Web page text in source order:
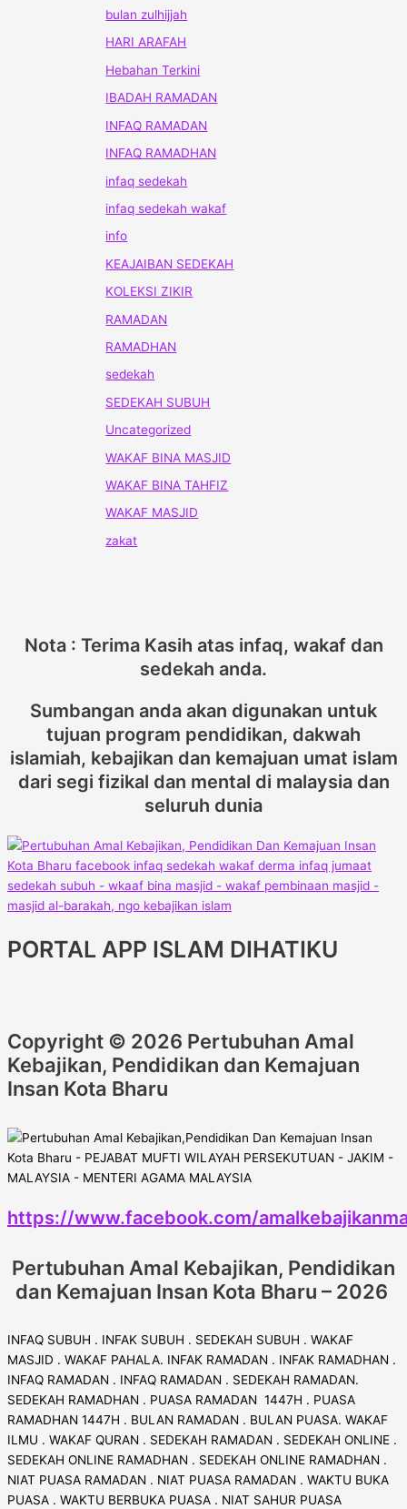
bulan zulhijjah
HARI ARAFAH
Hebahan Terkini
IBADAH RAMADAN
INFAQ RAMADAN
INFAQ RAMADHAN
infaq sedekah
infaq sedekah wakaf
info
KEAJAIBAN SEDEKAH
KOLEKSI ZIKIR
RAMADAN
RAMADHAN
sedekah
SEDEKAH SUBUH
Uncategorized
WAKAF BINA MASJID
WAKAF BINA TAHFIZ
WAKAF MASJID
zakat
Nota : Terima Kasih atas infaq, wakaf dan
sedekah anda.
Sumbangan anda akan digunakan untuk
tujuan program pendidikan, dakwah
islamiah, kebajikan dan kemajuan umat islam
dari segi fizikal dan mental di malaysia dan
seluruh dunia
PORTAL APP ISLAM DIHATIKU
Copyright © 2026 Pertubuhan Amal
Kebajikan, Pendidikan dan Kemajuan
Insan Kota Bharu
https://www.facebook.com/
Pertubuhan Amal Kebajikan, Pendidikan
dan Kemajuan Insan Kota Bharu – 2026
INFAQ SUBUH . INFAK SUBUH . SEDEKAH SUBUH . WAKAF
MASJID . WAKAF PAHALA. INFAK RAMADAN . INFAK RAMADHAN .
INFAQ RAMADAN . INFAQ RAMADAN . SEDEKAH RAMADAN.
SEDEKAH RAMADHAN . PUASA RAMADAN 1447H . PUASA
RAMADHAN 1447H . BULAN RAMADAN . BULAN PUASA. WAKAF
ILMU . WAKAF QURAN . SEDEKAH RAMADAN . SEDEKAH ONLINE .
SEDEKAH ONLINE RAMADHAN . SEDEKAH ONLINE RAMADHAN .
NIAT PUASA RAMADAN . NIAT PUASA RAMADAN . WAKTU BUKA
PUASA . WAKTU BERBUKA PUASA . NIAT SAHUR PUASA